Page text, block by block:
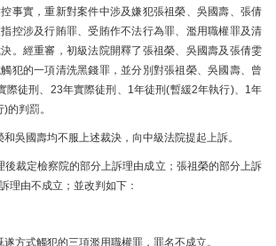
事實，重新對案件中涉及嫌犯張祖榮、吳國壽、張倩
控涉及行賄罪、受賄作不法行為罪、濫用職權罪及清
。經重審，初級法院開釋了張祖榮、吳國壽及張倩雯
犯的一項清洗黑錢罪，並分別對張祖榮、吳國壽、曾
際徒刑、23年實際徒刑、1年徒刑(暫緩2年執行)、1年
的判罰。
吳國壽均不服上述裁決，向中級法院提起上訴。
裁定檢察院的部分上訴理由成立；張祖榮的部分上訴
理由不成立；並改判如下：
式觸犯的三項濫用職權罪，罪名不成立。